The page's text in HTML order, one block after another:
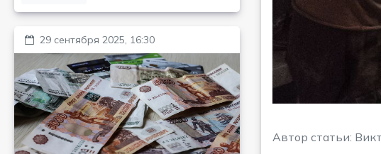
29 сентября 2025, 16:30
Автор статьи: